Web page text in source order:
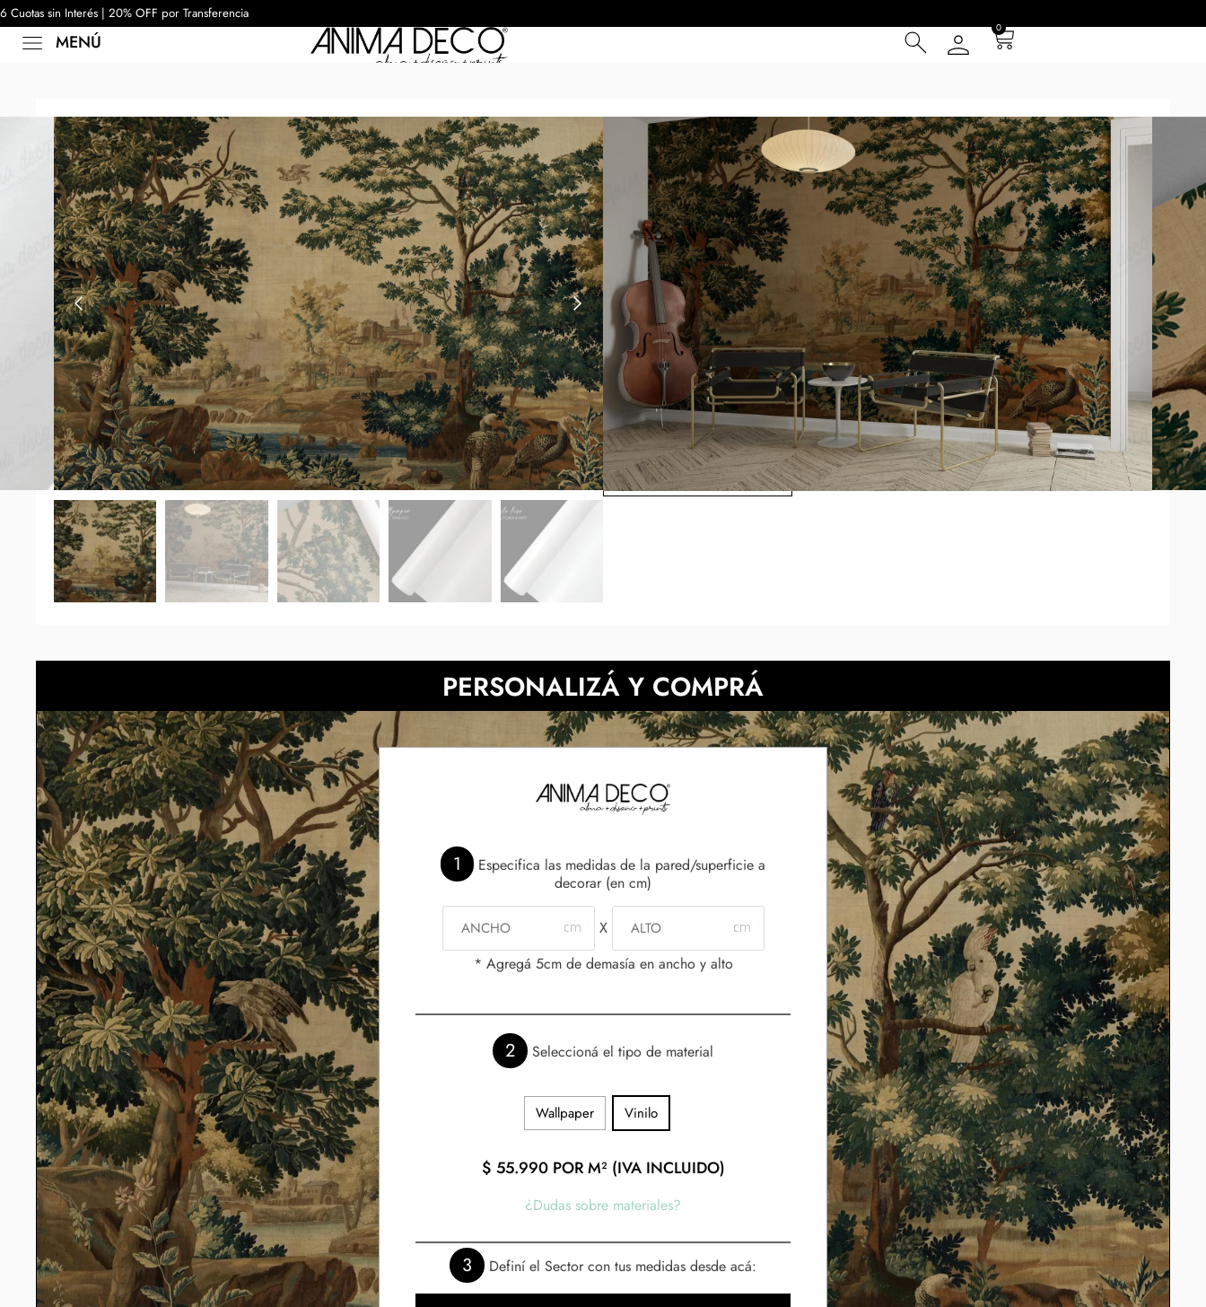
6 Cuotas sin Interés | 20% OFF por Transferencia
MENÚ
0
Murales/PAYSAGES/ Tapestry
TAPESTRY
55.990–$74.990POR M² (IVA INCLUIDO)
6 Cuotas sin Interés con Tarjeta de Crédito
20% OFF por Transferencia
15 días hábiles Plazo de Entrega **
Incluye instrucciones de instalación
Presupuesta tu pared con el cotizador y obtené una muestra* a escala real según tus
dimensiones. Si son paredes muy grandes se repetirá la composición hasta cubrir las
medidas indicadas y luego en tu pedido se adaptará el modelo correctamente. *Los tonos
de la muestra pueden diferir según la calibración de cada pantalla. También podes
probarlo en tu propio espacio con el simulador.
NECESITAS MÀS INFORMACIÓN?
PERSONALIZÁ Y COMPRÁ
1
Especifica las medidas de la pared/superficie a
decorar (en cm)
X
* Agregá 5cm de demasía en ancho y alto
2 Seleccioná el tipo de material
Wallpaper Vinilo
$ 55.990POR M² (IVA INCLUIDO)
¿Dudas sobre materiales?
3 Definí el Sector con tus medidas desde acá: